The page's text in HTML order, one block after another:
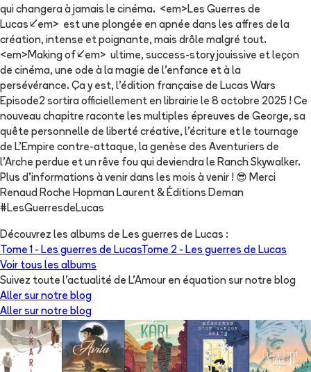
qui changera à jamais le cinéma. <em>Les Guerres de
Lucas</em> est une plongée en apnée dans les affres de la
création, intense et poignante, mais drôle malgré tout.
<em>Making of</em> ultime, success-story jouissive et leçon
de cinéma, une ode à la magie de l’enfance et à la
persévérance. Ça y est, l'édition française de Lucas Wars
Episode2 sortira officiellement en librairie le 8 octobre 2025 ! Ce
nouveau chapitre raconte les multiples épreuves de George, sa
quête personnelle de liberté créative, l'écriture et le tournage
de L'Empire contre-attaque, la genèse des Aventuriers de
l'Arche perdue et un rêve fou qui deviendra le Ranch Skywalker.
Plus d'informations à venir dans les mois à venir ! 😎 Merci
Renaud Roche Hopman Laurent & Éditions Deman
#LesGuerresdeLucas
Découvrez les albums de Les guerres de Lucas :
Tome 1 - Les guerres de LucasTome 2 - Les guerres de Lucas
Voir tous les albums
Suivez toute l'actualité de L'Amour en équation sur notre blog
Aller sur notre blog
Aller sur notre blog